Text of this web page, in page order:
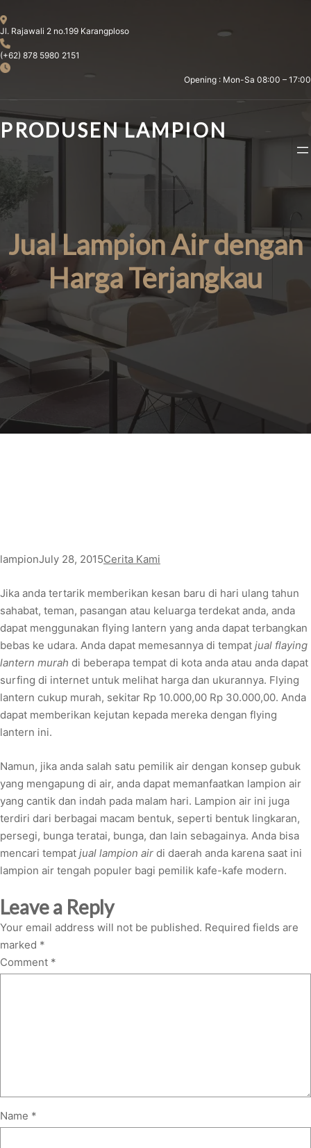
to
content
Jl. Rajawali 2 no.199 Karangploso
(+62) 878 5980 2151
Opening : Mon-Sa 08:00 – 17:00
PRODUSEN LAMPION
Jual Lampion Air dengan
Harga Terjangkau
lampionJuly 28, 2015Cerita Kami
Jika anda tertarik memberikan kesan baru di hari ulang tahun
sahabat, teman, pasangan atau keluarga terdekat anda, anda
dapat menggunakan flying lantern yang anda dapat terbangkan
bebas ke udara. Anda dapat memesannya di tempat jual flaying
lantern murah di beberapa tempat di kota anda atau anda dapat
surfing di internet untuk melihat harga dan ukurannya. Flying
lantern cukup murah, sekitar Rp 10.000,00 Rp 30.000,00. Anda
dapat memberikan kejutan kepada mereka dengan flying
lantern ini.
Namun, jika anda salah satu pemilik air dengan konsep gubuk
yang mengapung di air, anda dapat memanfaatkan lampion air
yang cantik dan indah pada malam hari. Lampion air ini juga
terdiri dari berbagai macam bentuk, seperti bentuk lingkaran,
persegi, bunga teratai, bunga, dan lain sebagainya. Anda bisa
mencari tempat jual lampion air di daerah anda karena saat ini
lampion air tengah populer bagi pemilik kafe-kafe modern.
Leave a Reply
Your email address will not be published. Required fields are
marked *
Comment *
Name *